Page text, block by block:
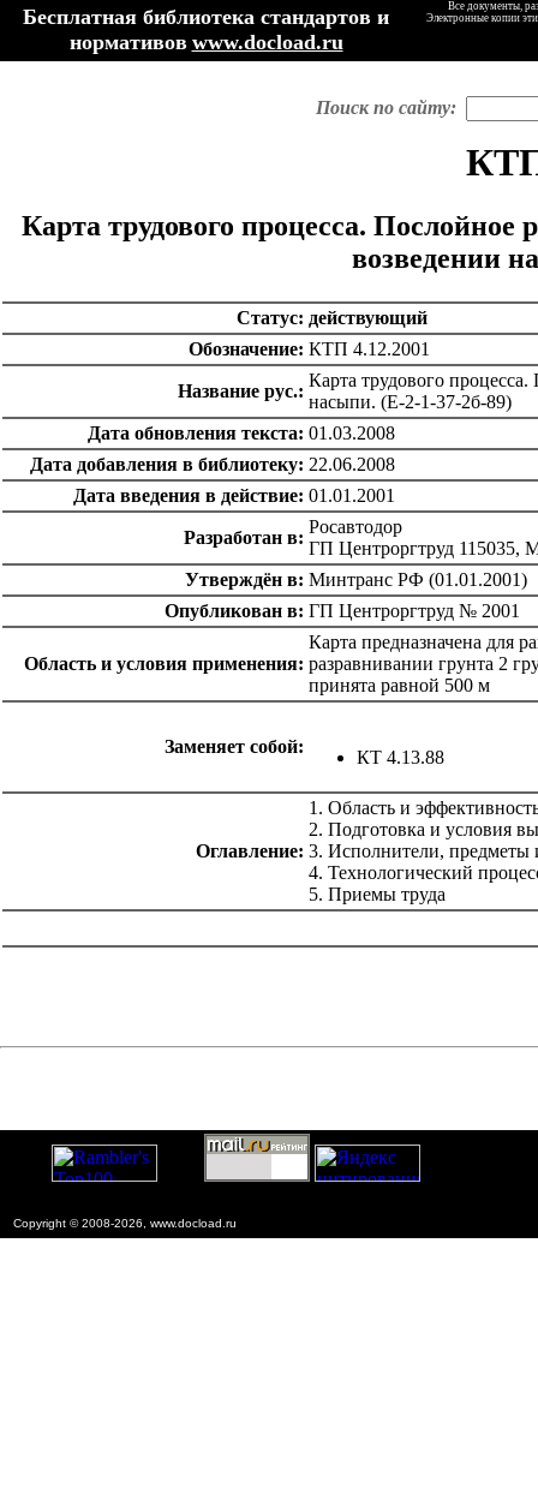
Бесплатная библиотека стандартов и
нормативов www.docload.ru
Все документы,
Электронные копии
Поиск по сайту:
Карта трудового процесса. Послойное
возведении
Статус: действующий
Обозначение: КТП 4.12.2001
Название рус.:
Карта трудового
насыпи. (Е-2-1-37-2б-89)
Дата обновления текста: 01.03.2008
Дата добавления в библиотеку: 22.06.2008
Дата введения в действие: 01.01.2001
Разработан в:
Росавтодор
ГП Центроргтруд 115035,
Утверждён в: Минтранс РФ (01.01.2001)
Опубликован в: ГП Центроргтруд № 2001
Область и условия применения:
Карта предназначена для
разравнивании грунта 2
принята равной 500 м
Заменяет собой:
КТ 4.13.88
Оглавление:
1. Область и
2. Подготовка и условия
3. Исполнители, предметы
4. Технологический
5. Приемы труда
Copyright © 2008-2026, www.docload.ru